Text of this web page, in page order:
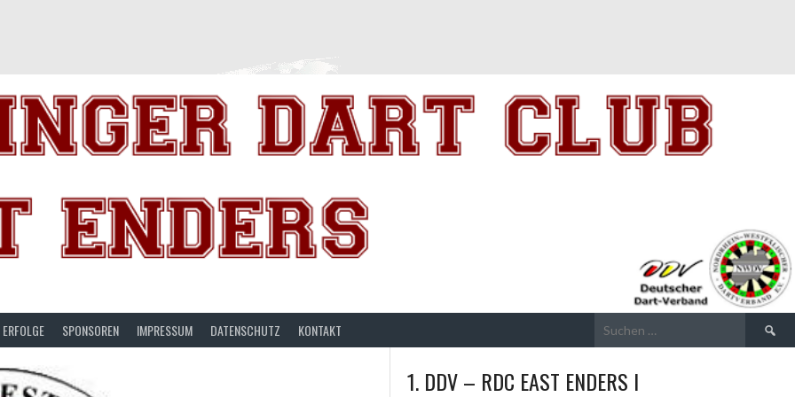
ERFOLGE SPONSOREN IMPRESSUM DATENSCHUTZ KONTAKT
Suchen
1. DDV – RDC EAST ENDERS I